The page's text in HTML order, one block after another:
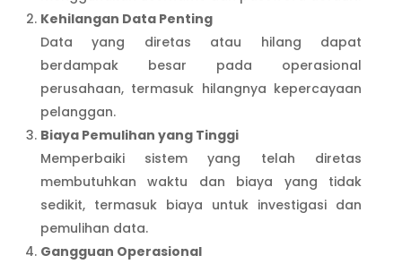
Kehilangan Data Penting
Data yang diretas atau hilang dapat
berdampak besar pada operasional
perusahaan, termasuk hilangnya kepercayaan
pelanggan.
Biaya Pemulihan yang Tinggi
Memperbaiki sistem yang telah diretas
membutuhkan waktu dan biaya yang tidak
sedikit, termasuk biaya untuk investigasi dan
pemulihan data.
Gangguan Operasional